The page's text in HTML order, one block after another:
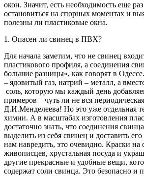
окон. Значит, есть необходимость еще
остановиться на спорных моментах и
полезны ли пластиковые окна.
1. Опасен ли свинец в ПВХ?
Для начала заметим, что не свинец
пластикового профиля, а соединения
большие разницы», как говорят в
– ядовитый газ, натрий – металл, а
соль, которую мы каждый день
примеров – чуть ли не вся
Д.И.Менделеева! Но это уже отдельная
химии. А в масштабах изготовления
достаточно знать, что соединения
выделить из себя свинец и доставить
нам навредить, это очевидно. Краски на
живописцев, хрустальная посуда и
другие прекрасные и удобные вещи,
содержат соли свинца. Это безопасно и